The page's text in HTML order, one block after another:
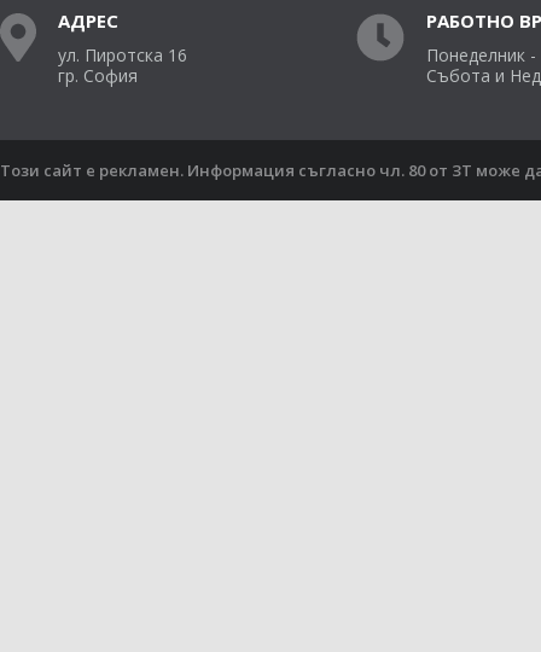
АДРЕС
ул. Пиротска 16
гр. София
РАБОТНО
Понеделник
Събота и
Този сайт е рекламен. Информация съгласно чл. 80 от ЗТ може